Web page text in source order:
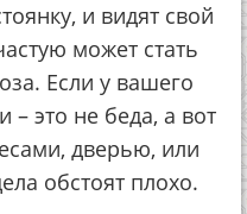
и видят свой
может стать
Если у вашего
– это не беда, а вот
дверью, или
обстоят плохо.